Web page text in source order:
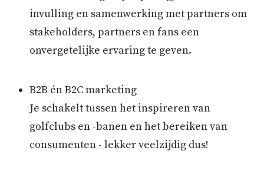
invulling en samenwerking met partners om
stakeholders, partners en fans een
onvergetelijke ervaring te geven.
B2B én B2C marketing
Je schakelt tussen het inspireren van
golfclubs en -banen en het bereiken van
consumenten - lekker veelzijdig dus!